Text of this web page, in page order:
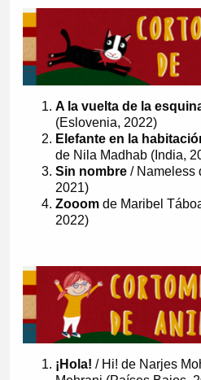
A la vuelta de la
(Eslovenia, 2022)
Elefante en la
de Nila Madhab (India,
Sin nombre / Nameless
2021)
Zooom de Maribel
2022)
¡Hola! / Hi! de Narjes